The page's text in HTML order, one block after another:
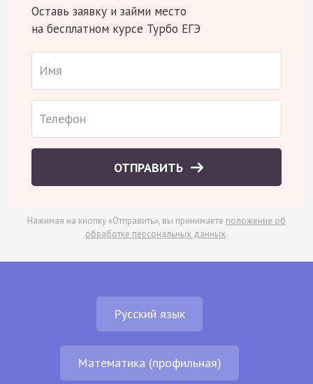
Оставь заявку и займи место
на бесплатном курсе Турбо ЕГЭ
ОТПРАВИТЬ
Нажимая на кнопку «Отправить», вы принимаете положение об
обработке персональных данных.
Русский язык
Математика (профильная)